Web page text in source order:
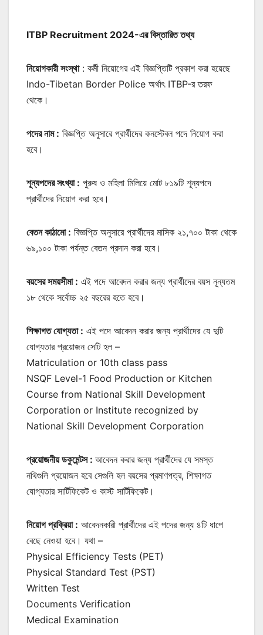
ITBP Recruitment 2024-এর বিস্তারিত তথ্য
নিয়োগকারী সংস্থা: কর্মী নিয়োগের এই বিজ্ঞপ্তিটি প্রকাশ করা হয়েছে
Indo-Tibetan Border Police অর্থাৎ ITBP-র তরফ
থেকে।
পদের নাম : বিজ্ঞপ্তি অনুসারে প্রার্থীদের কনস্টেবল পদে নিয়োগ করা
হবে।
শূন্যপদের সংখ্যা : পুরুষ ও মহিলা মিলিয়ে মোট ৮১৯টি শূন্যপদে
প্রার্থীদের নিয়োগ করা হবে।
বেতন কাঠামো : বিজ্ঞপ্তি অনুসারে প্রার্থীদের মাসিক ২১,৭০০ টাকা থেকে
৬৯,১০০ টাকা পর্যন্ত বেতন প্রদান করা হবে।
বয়সের সময়সীমা : এই পদে আবেদন করার জন্য প্রার্থীদের বয়স নূন্যতম
১৮ থেকে সর্বোচ্চ ২৫ বছরের হতে হবে।
শিক্ষাগত যোগ্যতা : এই পদে আবেদন করার জন্য প্রার্থীদের যে দুটি
যোগ্যতার প্রয়োজন সেটি হল –
‌Matriculation or 10th class pass
‌NSQF Level-1 Food Production or Kitchen
Course from National Skill Development
Corporation or Institute recognized by
National Skill Development Corporation
প্রয়োজনীয় ডকুমেন্টস : আবেদন করার জন্য প্রার্থীদের যে সমস্ত
নথিগুলি প্রয়োজন হবে সেগুলি হল বয়সের প্রমাণপত্র, শিক্ষাগত
যোগ্যতার সার্টিফিকেট ও কাস্ট সার্টিফিকেট।
নিয়োগ প্রক্রিয়া : আবেদনকারী প্রার্থীদের এই পদের জন্য ৪টি ধাপে
বেছে নেওয়া হবে। যথা –
‌Physical Efficiency Tests (PET)
‌Physical Standard Test (PST)
‌Written Test
‌Documents Verification
‌Medical Examination